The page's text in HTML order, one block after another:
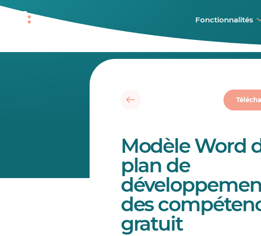
Fonctionnalités
Modèle Word
plan de
des
gratuit